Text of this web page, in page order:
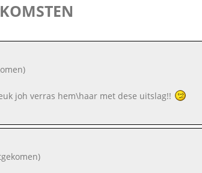
joh verras hem\haar met dese uitslag!!